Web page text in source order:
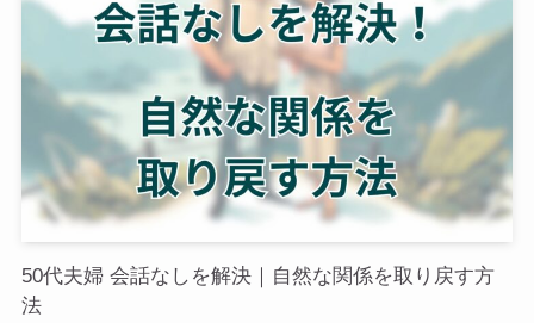
50代夫婦 会話なしを解決｜自然な関係を取り戻す方
法